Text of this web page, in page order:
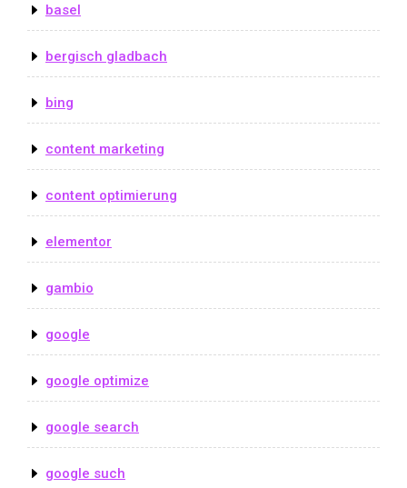
basel
bergisch gladbach
bing
content marketing
content optimierung
elementor
gambio
google
google optimize
google search
google such